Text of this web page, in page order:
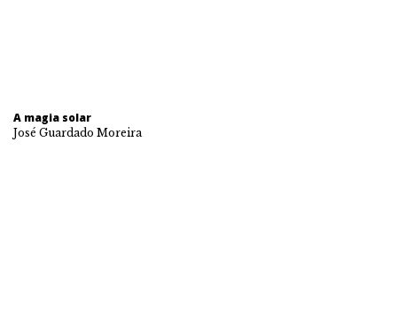
A magia solar
José Guardado Moreira